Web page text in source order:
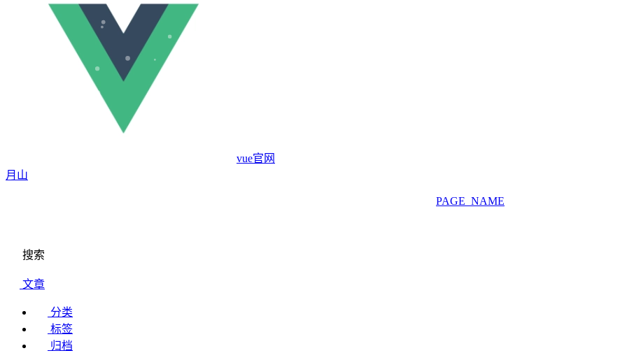
vue官网
月山
PAGE_NAME
搜索
文章
分类
标签
归档